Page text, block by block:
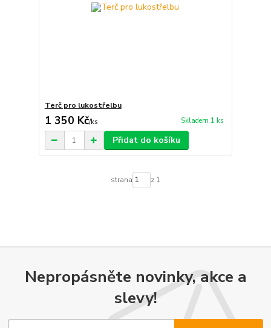
Terč pro lukostřelbu
1 350 Kč/ks Skladem 1 ks
Přidat do košíku
strana z 1
Nepropásněte novinky, akce a
slevy!